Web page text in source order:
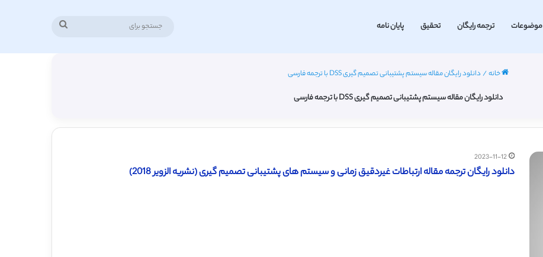
موضوعات ترجمه رایگان تحقیق پایان نامه
خانه/ دانلود رایگان مقاله سیستم پشتیبانی تصمیم گیری DSS با ترجمه فارسی
دانلود رایگان مقاله سیستم پشتیبانی تصمیم گیری DSS با ترجمه فارسی
2023-11-12
دانلود رایگان ترجمه مقاله ارتباطات غیردقیق زمانی و سیستم های پشتیبانی تصمیم گیری (نشریه الزویر 2018)